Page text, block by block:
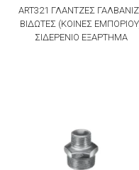
ART321 ΓΛΑΝΤΖΕΣ
ΒΙΔΩΤΕΣ (ΚΟΙΝΕΣ
ΣΙΔΕΡΕΝΙΟ ΕΞΑΡΤΗΜΑ